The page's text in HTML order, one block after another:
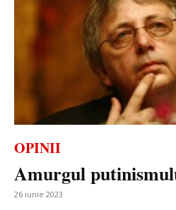
OPINII
Amurgul
26 iunie 2023